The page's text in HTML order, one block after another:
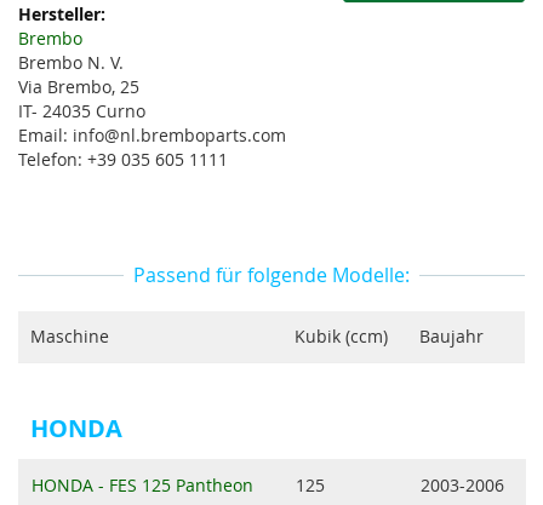
Weitere
Informationen
Brembo
Brembo N. V.
Via Brembo, 25
IT- 24035 Curno
Email: info@nl.bremboparts.com
Telefon: +39 035 605 1111
Passend für folgende Modelle:
Maschine Kubik (ccm) Baujahr
HONDA
HONDA - FES 125 Pantheon 125 2003-2006